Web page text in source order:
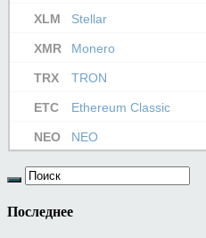
Последнее